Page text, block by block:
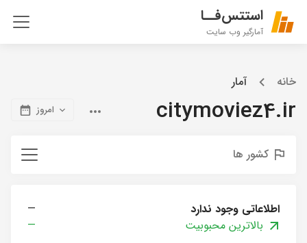
استتس‌فــا
آمارگیر وب سایت
خانه آمار
citymoviez4.ir امروز
کشور ها
اطلاعاتی وجود ندارد
—
بالاترین محبوبیت
—